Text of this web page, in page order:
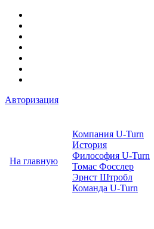
Авторизация
На главную
Компания U-Turn
История
Философия U-Turn
Томас Фосслер
Эрнст Штробл
Команда U-Turn